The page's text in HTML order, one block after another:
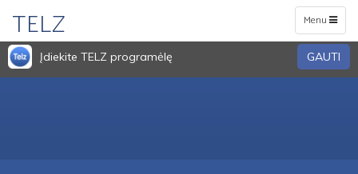
Toggle
navigation
Menu
TELZ
Įdiekite TELZ programėlę GAUTI